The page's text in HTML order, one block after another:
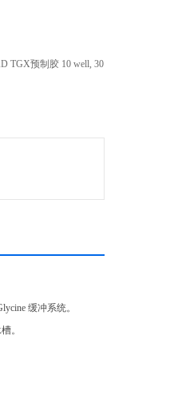
TGX预制胶 10 well, 30
缓冲系统。
。